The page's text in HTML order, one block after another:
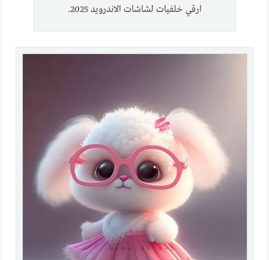
ارقي خلفيات لشاشات الاندرويد 2025.